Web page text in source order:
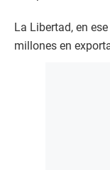
La Libertad, en
millones en